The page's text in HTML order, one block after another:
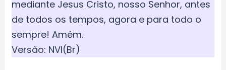
mediante Jesus Cristo, nosso Senhor, antes
de todos os tempos, agora e para todo o
sempre! Amém.
Versão: NVI(Br)